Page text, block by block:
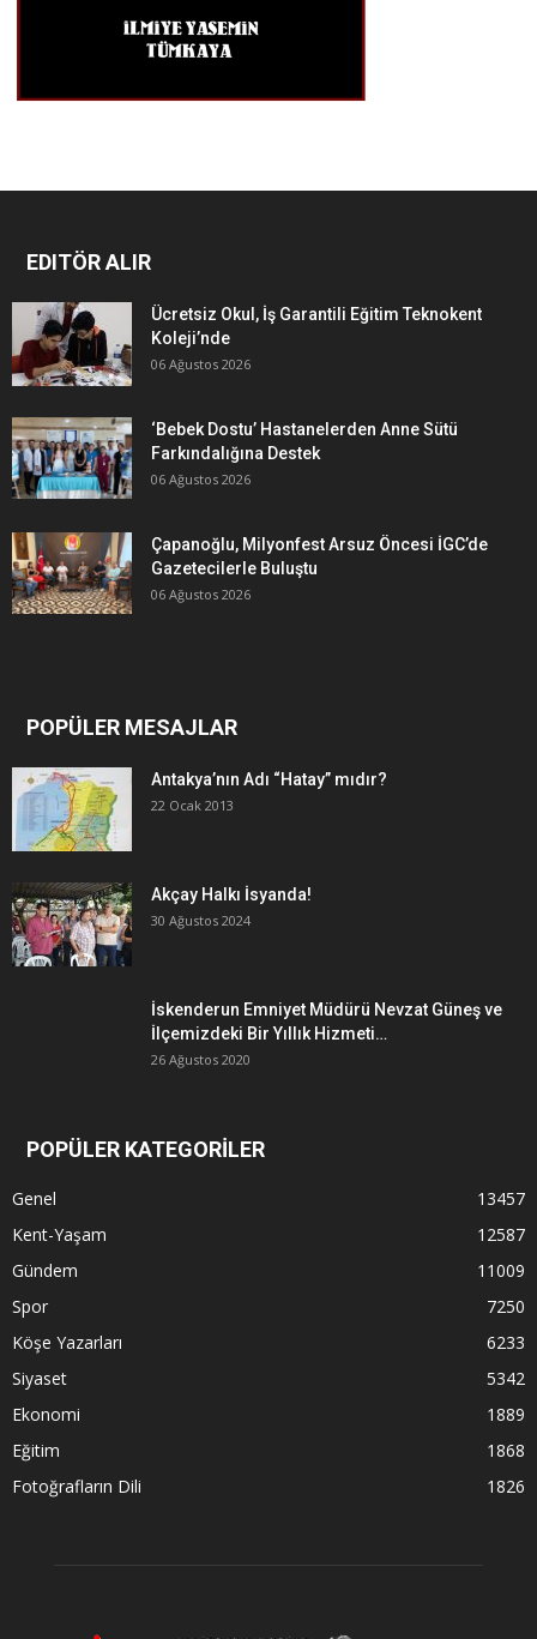
EDITÖR ALIR
Ücretsiz Okul, İş Garantili Eğitim Teknokent
Koleji’nde
06 Ağustos 2026
‘Bebek Dostu’ Hastanelerden Anne Sütü
Farkındalığına Destek
06 Ağustos 2026
Çapanoğlu, Milyonfest Arsuz Öncesi İGC’de
Gazetecilerle Buluştu
06 Ağustos 2026
POPÜLER MESAJLAR
Antakya’nın Adı “Hatay” mıdır?
22 Ocak 2013
Akçay Halkı İsyanda!
30 Ağustos 2024
İskenderun Emniyet Müdürü Nevzat Güneş ve
İlçemizdeki Bir Yıllık Hizmeti…
26 Ağustos 2020
POPÜLER KATEGORİLER
Genel
13457
Kent-Yaşam
12587
Gündem
11009
Spor
7250
Köşe Yazarları
6233
Siyaset
5342
Ekonomi
1889
Eğitim
1868
Fotoğrafların Dili
1826